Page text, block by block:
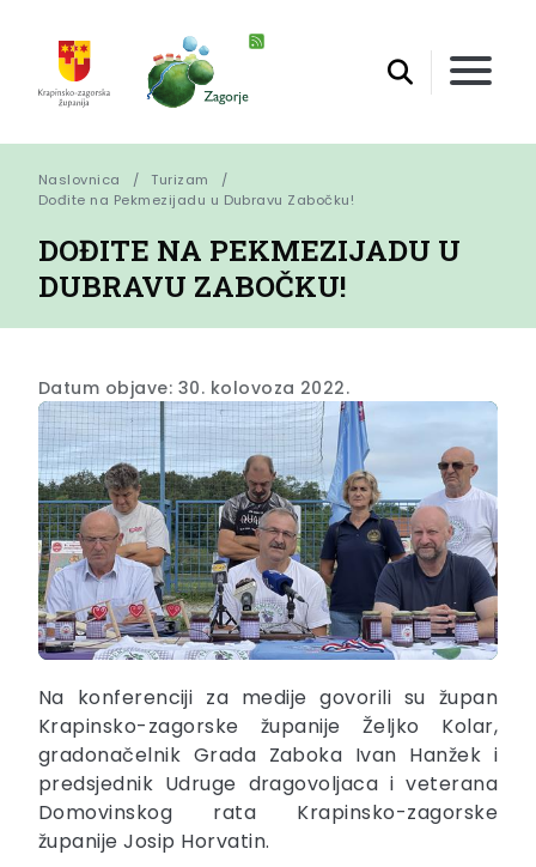
Naslovnica
Turizam
Dođite na Pekmezijadu u Dubravu Zabočku!
DOĐITE NA PEKMEZIJADU U
DUBRAVU ZABOČKU!
Datum objave: 30. kolovoza 2022.
Na konferenciji za medije govorili su župan
Krapinsko-zagorske županije Željko Kolar,
gradonačelnik Grada Zaboka Ivan Hanžek i
predsjednik Udruge dragovoljaca i veterana
Domovinskog rata Krapinsko-zagorske
županije Josip Horvatin.